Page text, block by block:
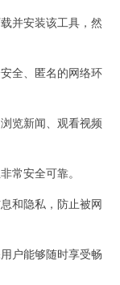
并安装该工具，然
全、匿名的网络环
览新闻、观看视频
安全可靠。
和隐私，防止被网
户能够随时享受畅